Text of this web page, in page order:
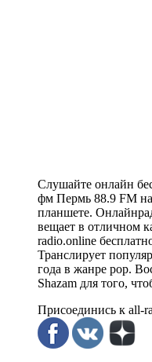
Слушайте онлайн
фм Пермь 88.9 FM
планшете.
вещает в отличном
radio.online
Транслирует
года в жанре pop.
Shazam для того,
Присоединись к all-